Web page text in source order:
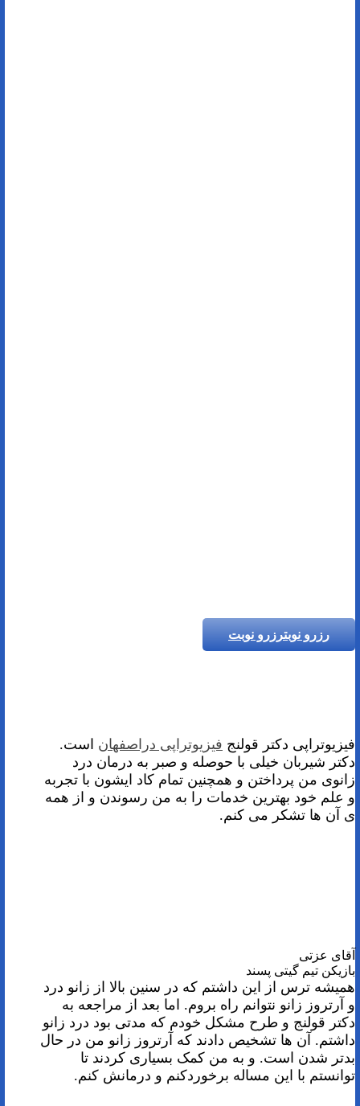
رزرو نوبترزرو نوبت
فیزیوتراپی دکتر قولنج فیزیوتراپی دراصفهان است.
دکتر شیربان خیلی با حوصله و صبر به درمان درد
زانوی من پرداختن و همچنین تمام کاد ایشون با تجربه
و علم خود بهترین خدمات را به من رسوندن و از همه
ی آن ها تشکر می کنم.
آقای عزتی
بازیکن تیم گیتی پسند
همیشه ترس از این داشتم که در سنین بالا از زانو درد
و آرتروز زانو نتوانم راه بروم. اما بعد از مراجعه به
دکتر قولنج و طرح مشکل خودم که مدتی بود درد زانو
داشتم. آن ها تشخیص دادند که آرتروز زانو من در حال
بدتر شدن است. و به من کمک بسیاری کردند تا
توانستم با این مساله برخوردکنم و درمانش کنم.